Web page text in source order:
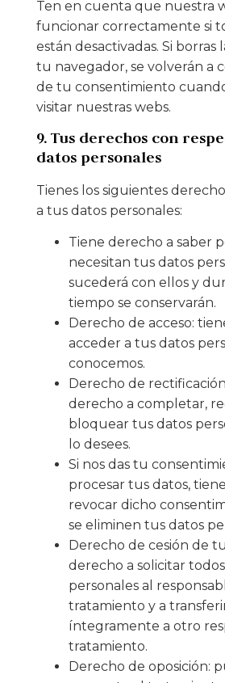
Ten en cuenta que nuestra
funcionar correctamente si
están desactivadas. Si borras
tu navegador, se volverán a
de tu consentimiento
visitar nuestras webs.
9. Tus derechos con
datos personales
Tienes los siguientes
a tus datos personales:
Tiene derecho a saber
necesitan tus datos
sucederá con ellos y
tiempo se conservarán.
Derecho de acceso:
acceder a tus datos
conocemos.
Derecho de
derecho a completar,
bloquear tus datos
lo desees.
Si nos das tu
procesar tus datos,
revocar dicho
se eliminen tus datos
Derecho de cesión de
derecho a solicitar
personales al
tratamiento y a
íntegramente a otro
tratamiento.
Derecho de oposición: